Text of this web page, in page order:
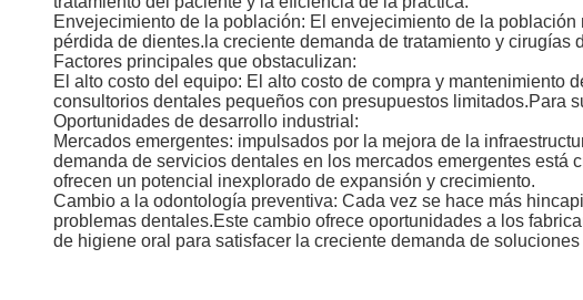
Envejecimiento de la población: El envejecimiento de la
pérdida de dientes.la creciente demanda de tratamiento y
Factores principales que obstaculizan:
El alto costo del equipo: El alto costo de compra y
consultorios dentales pequeños con presupuestos limitados.Para
Oportunidades de desarrollo industrial:
Mercados emergentes: impulsados por la mejora de la
demanda de servicios dentales en los mercados emergentes
ofrecen un potencial inexplorado de expansión y crecimiento.
Cambio a la odontología preventiva: Cada vez se hace más
problemas dentales.Este cambio ofrece oportunidades a los
de higiene oral para satisfacer la creciente demanda de